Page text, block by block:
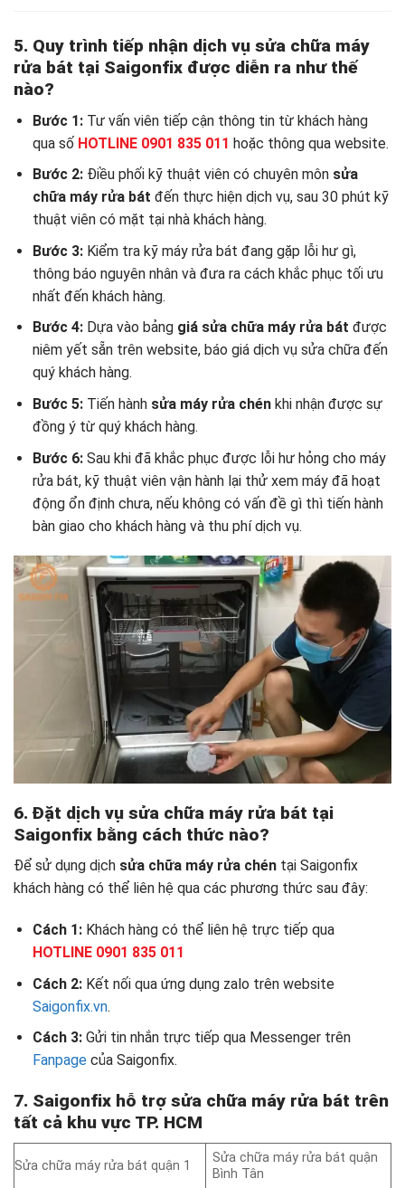
5. Quy trình tiếp nhận dịch vụ sửa chữa máy
rửa bát tại Saigonfix được diễn ra như thế
nào?
Bước 1: Tư vấn viên tiếp cận thông tin từ khách hàng
qua số HOTLINE 0901 835 011 hoặc thông qua website.
Bước 2: Điều phối kỹ thuật viên có chuyên môn sửa
chữa máy rửa bát đến thực hiện dịch vụ, sau 30 phút kỹ
thuật viên có mặt tại nhà khách hàng.
Bước 3: Kiểm tra kỹ máy rửa bát đang gặp lỗi hư gì,
thông báo nguyên nhân và đưa ra cách khắc phục tối ưu
nhất đến khách hàng.
Bước 4:Dựa vào bảnggiá sửa chữa máy rửa bát được
niêm yết sẵn trên website, báo giá dịch vụ sửa chữa đến
quý khách hàng.
Bước 5:Tiến hànhsửa máy rửa chénkhi nhận được sự
đồng ý từ quý khách hàng.
Bước 6: Sau khi đã khắc phục được lỗi hư hỏng cho máy
rửa bát, kỹ thuật viên vận hành lại thử xem máy đã hoạt
động ổn định chưa, nếu không có vấn đề gì thì tiến hành
bàn giao cho khách hàng và thu phí dịch vụ.
6. Đặt dịch vụ sửa chữa máy rửa bát tại
Saigonfix bằng cách thức nào?
Để sử dụng dịch sửa chữa máy rửa chén tại Saigonfix
khách hàng có thể liên hệ qua các phương thức sau đây:
Cách 1:Khách hàng có thể liên hệ trực tiếp qua
HOTLINE 0901 835 011
Cách 2: Kết nối qua ứng dụng zalo trên website
Saigonfix.vn.
Cách 3:Gửi tin nhắn trực tiếp qua Messenger trên
Fanpagecủa Saigonfix.
7. Saigonfix hỗ trợ sửa chữa máy rửa bát trên
tất cả khu vực TP. HCM
Sửa chữa máy rửa bát quận 1
Sửa chữa máy rửa bát quận
Bình Tân